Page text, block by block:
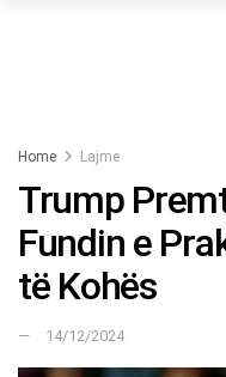
Home Lajme
Trump
Fundin e
të Kohës
14/12/2024